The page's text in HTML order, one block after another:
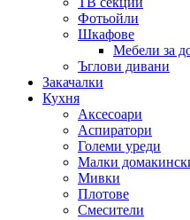
Фотьойли
Шкафове
Мебели за
Ъглови дивани
Закачалки
Кухня
Аксесоари
Аспиратори
Големи уреди
Малки
Мивки
Плотове
Смесители